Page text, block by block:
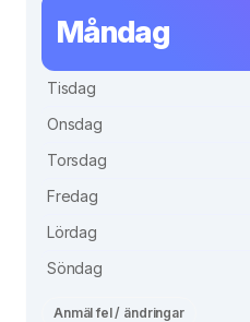
Måndag
Tisdag
Onsdag
Torsdag
Fredag
Lördag
Söndag
Anmäl fel / ändringar